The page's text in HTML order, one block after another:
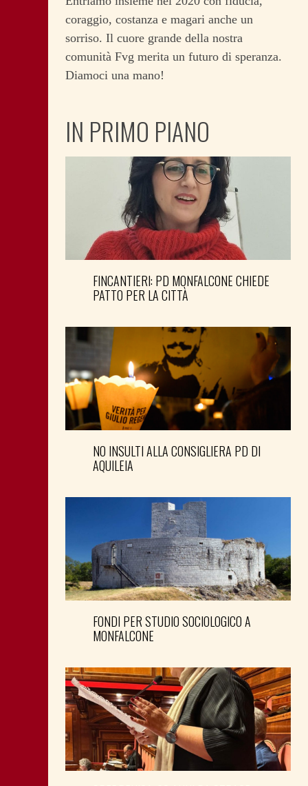
coraggio, costanza e magari anche un
sorriso. Il cuore grande della nostra
comunità Fvg merita un futuro di speranza.
Diamoci una mano!
IN PRIMO PIANO
FINCANTIERI: PD MONFALCONE CHIEDE
PATTO PER LA CITTÀ
NO INSULTI ALLA CONSIGLIERA PD DI
AQUILEIA
FONDI PER STUDIO SOCIOLOGICO A
MONFALCONE